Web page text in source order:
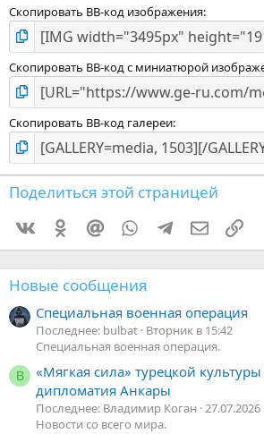
Скопировать BB-код изображения
Скопировать BB-код с миниатюрой
Скопировать BB-код галереи
Поделиться этой страницей
VkontakteOdnoklassniki
Mail.ruWhatsAppTelegram
Новые сообщения
Специальная военная операция
Последнее: bulbat Вторник в 15:42
Специальная военная операция.
В
«Мягкая сила» турецкой
дипломатия Анкары
Последнее: Владимир Коган 27.07.2026
Новости со всего мира.